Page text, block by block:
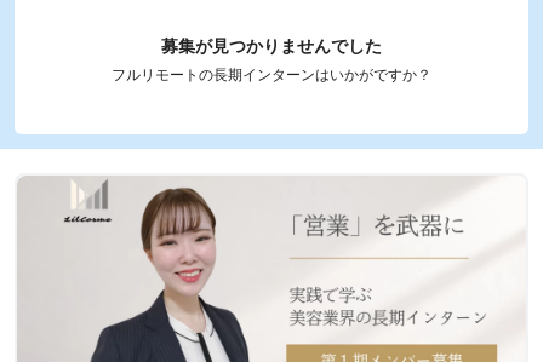
募集が見つかりませんでした
フルリモートの長期インターンはいかがですか？